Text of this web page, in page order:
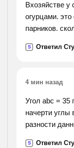
Вхозяйстве у
огурцами. это
парников.
S Ответил
4 мин назад
Угол abc = 35
начерти
разности
S Ответил